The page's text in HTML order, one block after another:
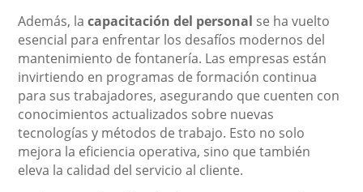
Además, lacapacitación del personal se ha vuelto
esencial para enfrentar los desafíos modernos del
mantenimiento de fontanería. Las empresas están
invirtiendo en programas de formación continua
para sus trabajadores, asegurando que cuenten con
conocimientos actualizados sobre nuevas
tecnologías y métodos de trabajo. Esto no solo
mejora la eficiencia operativa, sino que también
eleva la calidad del servicio al cliente.